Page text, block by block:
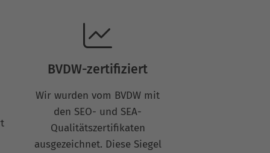
BVDW-zertifiziert
Wir wurden vom BVDW mit
den SEO- und SEA-
Qualitätszertifikaten
ausgezeichnet. Diese Siegel